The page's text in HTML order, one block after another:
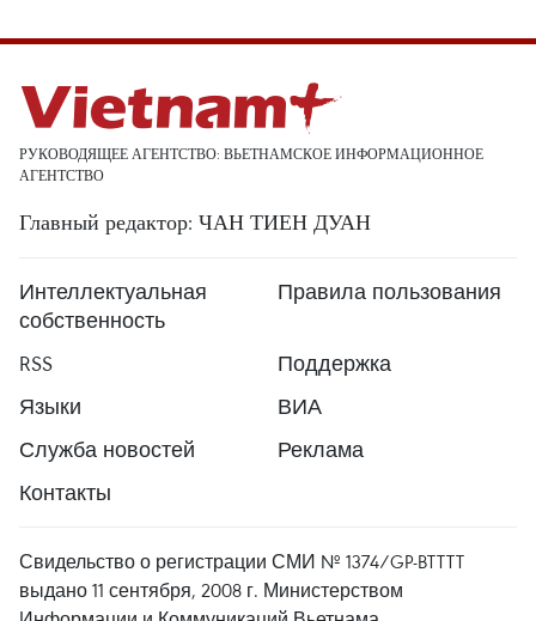
РУКОВОДЯЩЕЕ АГЕНТСТВО: ВЬЕТНАМСКОЕ ИНФОРМАЦИОННОЕ
АГЕНТСТВО
Главный редактор: ЧАН ТИЕН ДУАН
Интеллектуальная
собственность
Правила пользования
RSS
Поддержка
Языки
ВИА
Служба новостей
Реклама
Контакты
Свидельство о регистрации СМИ № 1374/GP-BTTTT
выдано 11 сентября, 2008 г. Министерством